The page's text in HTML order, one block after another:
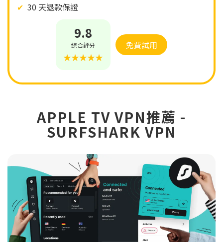
✔ 30 天退款保證
9.8
綜合評分
★★★★★
免費試用
APPLE TV VPN推薦 -
SURFSHARK VPN